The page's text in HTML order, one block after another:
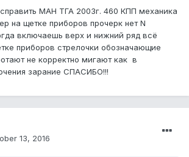
МАН ТГА 2003г. 460 КПП механика
на щетке приборов прочерк нет N
включаешь верх и нижний ряд всё
приборов стрелочки обозначающие
не корректно мигают как в
зарание СПАСИБО!!!
13, 2016